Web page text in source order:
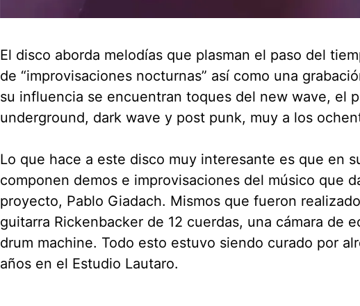
El disco aborda melodías que plasman el paso del
de “improvisaciones nocturnas” así como una
su influencia se encuentran toques del new wave, el
underground, dark wave y post punk, muy a los
Lo que hace a este disco muy interesante es que en
componen demos e improvisaciones del músico que
proyecto, Pablo Giadach. Mismos que fueron
guitarra Rickenbacker de 12 cuerdas, una cámara de
drum machine. Todo esto estuvo siendo curado por
años en el Estudio Lautaro.